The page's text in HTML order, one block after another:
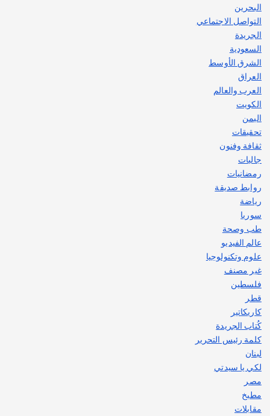
البحرين
التواصل الاجتماعي
الجريدة
السعودية
الشرق الأوسط
العراق
العرب والعالم
الكويت
اليمن
تحقيقات
ثقافة وفنون
جاليات
رمضانيات
روابط صديقة
رياضة
سوريا
طب وصحة
عالم الفيديو
علوم وتكنولوجيا
غير مصنف
فلسطين
قطر
كاريكاتير
كُتاب الجريدة
كلمة رئيس التحرير
لبنان
لكي يا سيدتي
مصر
مطبخ
مقابلات